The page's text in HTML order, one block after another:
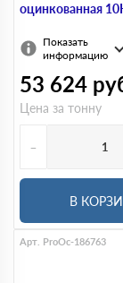
оцинкованная
Показать
информацию
53 624
Цена за тонну
-
В
Арт. ProOc-186763